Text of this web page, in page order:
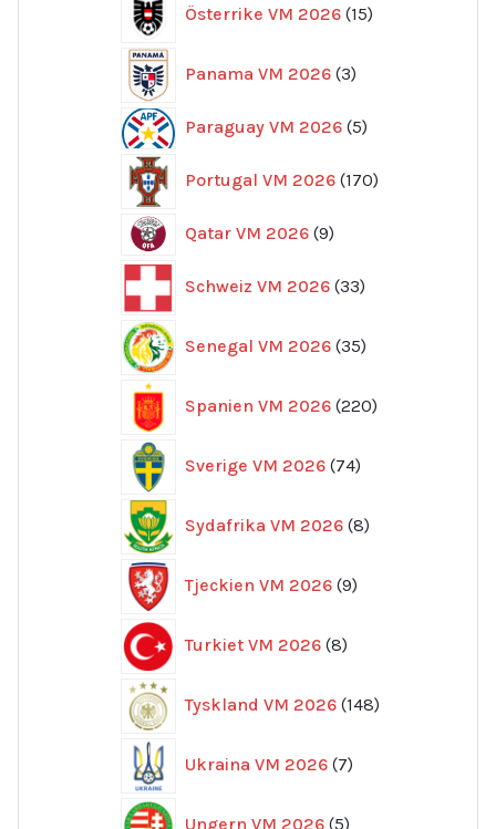
Österrike VM 2026 15
produkter
Panama VM 2026 3
produkter
Paraguay VM 2026 55
Portugal VM 2026 170
produkter
Qatar VM 2026 99
Schweiz VM 2026 33
produkter
Senegal VM 2026 35
produkter
Spanien VM 2026 220
produkter
Sverige VM 2026 74
produkter
Sydafrika VM 2026 8
produkter
Tjeckien VM 2026 9
produkter
Turkiet VM 2026 8
produkter
Tyskland VM 2026 148
produkter
Ukraina VM 2026 7
produkter
Ungern VM 2026 5